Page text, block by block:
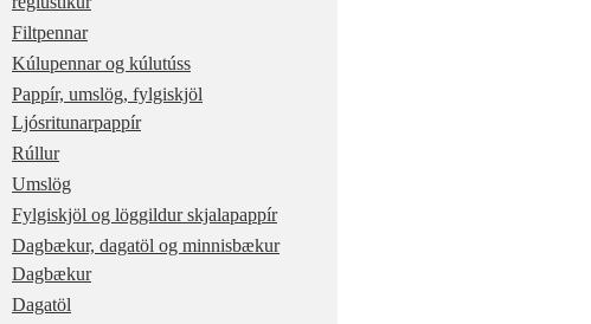
Filtpennar
Kúlupennar og kúlutúss
Pappír, umslög, fylgiskjöl
Ljósritunarpappír
Rúllur
Umslög
Fylgiskjöl og löggildur skjalapappír
Dagbækur, dagatöl og minnisbækur
Dagbækur
Dagatöl